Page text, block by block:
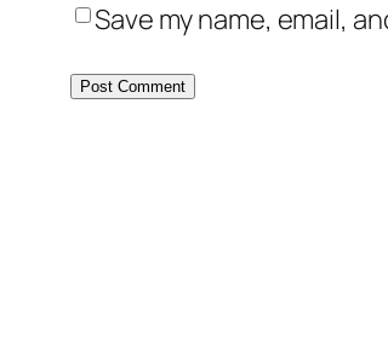
Save my name, email,